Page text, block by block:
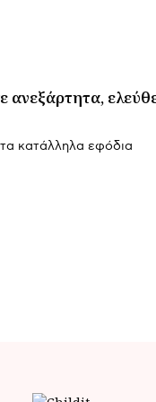
κατάλληλα εφόδια